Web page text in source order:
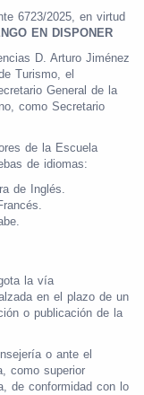
6723/2025, en virtud
EN DISPONER
D. Arturo Jiménez
Turismo, el
General de la
como Secretario
de la Escuela
de idiomas:
de Inglés.
la vía
en el plazo de un
o publicación de la
o ante el
como superior
de conformidad con lo